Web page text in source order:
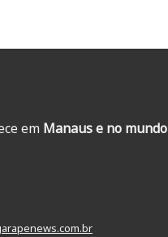
em Manaus e no mundo